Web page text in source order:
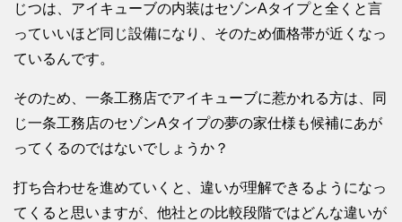
じつは、アイキューブの内装はセゾンAタイプと全くと言
っていいほど同じ設備になり、そのため価格帯が近くなっ
ているんです。
そのため、一条工務店でアイキューブに惹かれる方は、同
じ一条工務店のセゾンAタイプの夢の家仕様も候補にあが
ってくるのではないでしょうか？
打ち合わせを進めていくと、違いが理解できるようになっ
てくると思いますが、他社との比較段階ではどんな違いが